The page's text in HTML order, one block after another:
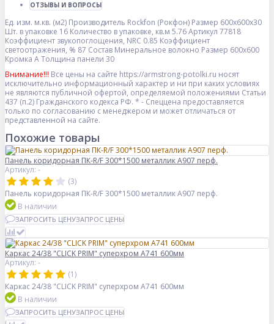
ОТЗЫВЫ И ВОПРОСЫ
Ед. изм. м.кв. (м2) Производитель Rockfon (Рокфон) Размер 600x600x30
Шт. в упаковке 16 Количество в упаковке, кв.м 5.76Артикул 77818
Коэффициент звукопоглощения, NRC 0.85 Коэффициент
светоотражения, % 87 Состав Минеральное волокно Размер 600x600
Кромка AТолщина панели 30
Внимание!!! Все цены на сайте https://armstrong-potolki.ru носят
исключительно информационный характер и ни при каких условиях
не являются публичной офертой, определяемой положениями Статьи
437 (п.2) Гражданского кодекса РФ. * - Спеццена предоставляется
только по согласованию с менеджером и может отличаться от
представленной на сайте.
Похожие товары
Панель коридорная ПК-R/F 300*1500 металлик А907 перф.
Артикул: -
(3)
Панель коридорная ПК-R/F 300*1500 металлик А907 перф.
В наличии
ЗАПРОСИТЬ ЦЕНУЗАПРОС ЦЕНЫ
Каркас 24/38 "CLICK PRIM" суперхром А741 600мм
Артикул: -
(1)
Каркас 24/38 "CLICK PRIM" суперхром А741 600мм
В наличии
ЗАПРОСИТЬ ЦЕНУЗАПРОС ЦЕНЫ